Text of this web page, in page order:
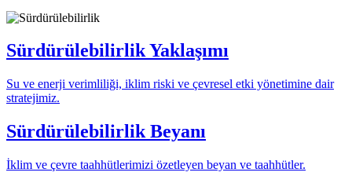
Sürdürülebilirlik Yaklaşımı
Su ve enerji verimliliği, iklim riski ve çevresel etki yönetimine dair
stratejimiz.
Sürdürülebilirlik Beyanı
İklim ve çevre taahhütlerimizi özetleyen beyan ve taahhütler.